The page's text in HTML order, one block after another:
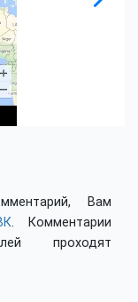
Вам
. Комментарии
проходят